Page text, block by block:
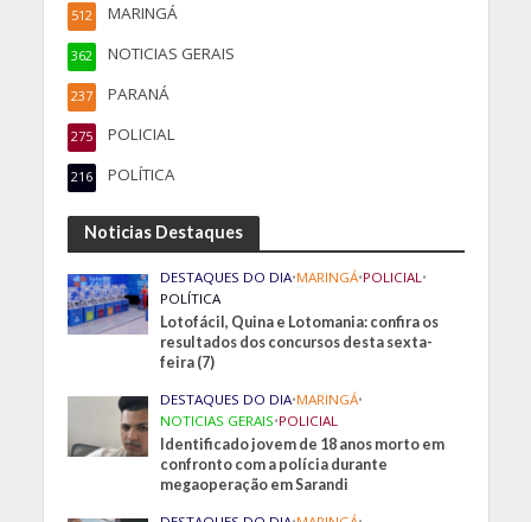
MARINGÁ
512
NOTICIAS GERAIS
362
PARANÁ
237
POLICIAL
275
POLÍTICA
216
Noticias Destaques
DESTAQUES DO DIA•MARINGÁ•POLICIAL •
POLÍTICA
Lotofácil, Quina e Lotomania: confira os
resultados dos concursos desta sexta-
feira (7)
DESTAQUES DO DIA•MARINGÁ•
NOTICIAS GERAIS•POLICIAL
Identificado jovem de 18 anos morto em
confronto com a polícia durante
megaoperação em Sarandi